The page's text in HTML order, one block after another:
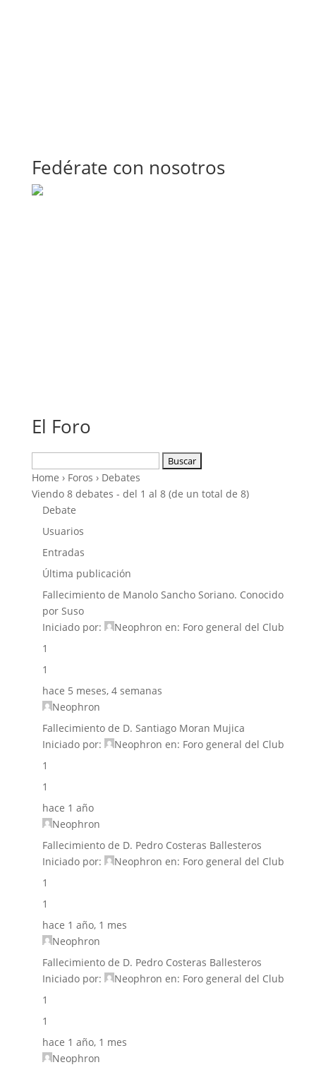
Fedérate con nosotros
El Foro
Home › Foros › Debates
Viendo 8 debates - del 1 al 8 (de un total de 8)
Debate
Usuarios
Entradas
Última publicación
Fallecimiento de Manolo Sancho Soriano. Conocido
por Suso
Iniciado por:
Neophron en: Foro general del Club
1
1
hace 5 meses, 4 semanas
Neophron
Fallecimiento de D. Santiago Moran Mujica
Iniciado por:
Neophron en: Foro general del Club
1
1
hace 1 año
Neophron
Fallecimiento de D. Pedro Costeras Ballesteros
Iniciado por:
Neophron en: Foro general del Club
1
1
hace 1 año, 1 mes
Neophron
Fallecimiento de D. Pedro Costeras Ballesteros
Iniciado por:
Neophron en: Foro general del Club
1
1
hace 1 año, 1 mes
Neophron